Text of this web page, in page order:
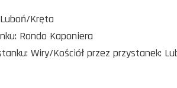
Kręta
Rondo Kaponiera
Wiry/Kościół przez przystanek: